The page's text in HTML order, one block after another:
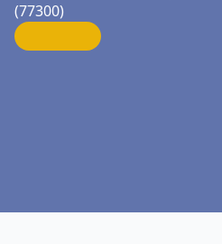
(77300)